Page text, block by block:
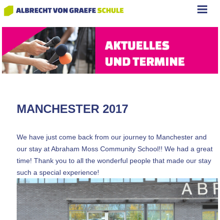
MANCHESTER 2017
We have just come back from our journey to Manchester and
our stay at Abraham Moss Community School!! We had a great
time! Thank you to all the wonderful people that made our stay
such a special experience!